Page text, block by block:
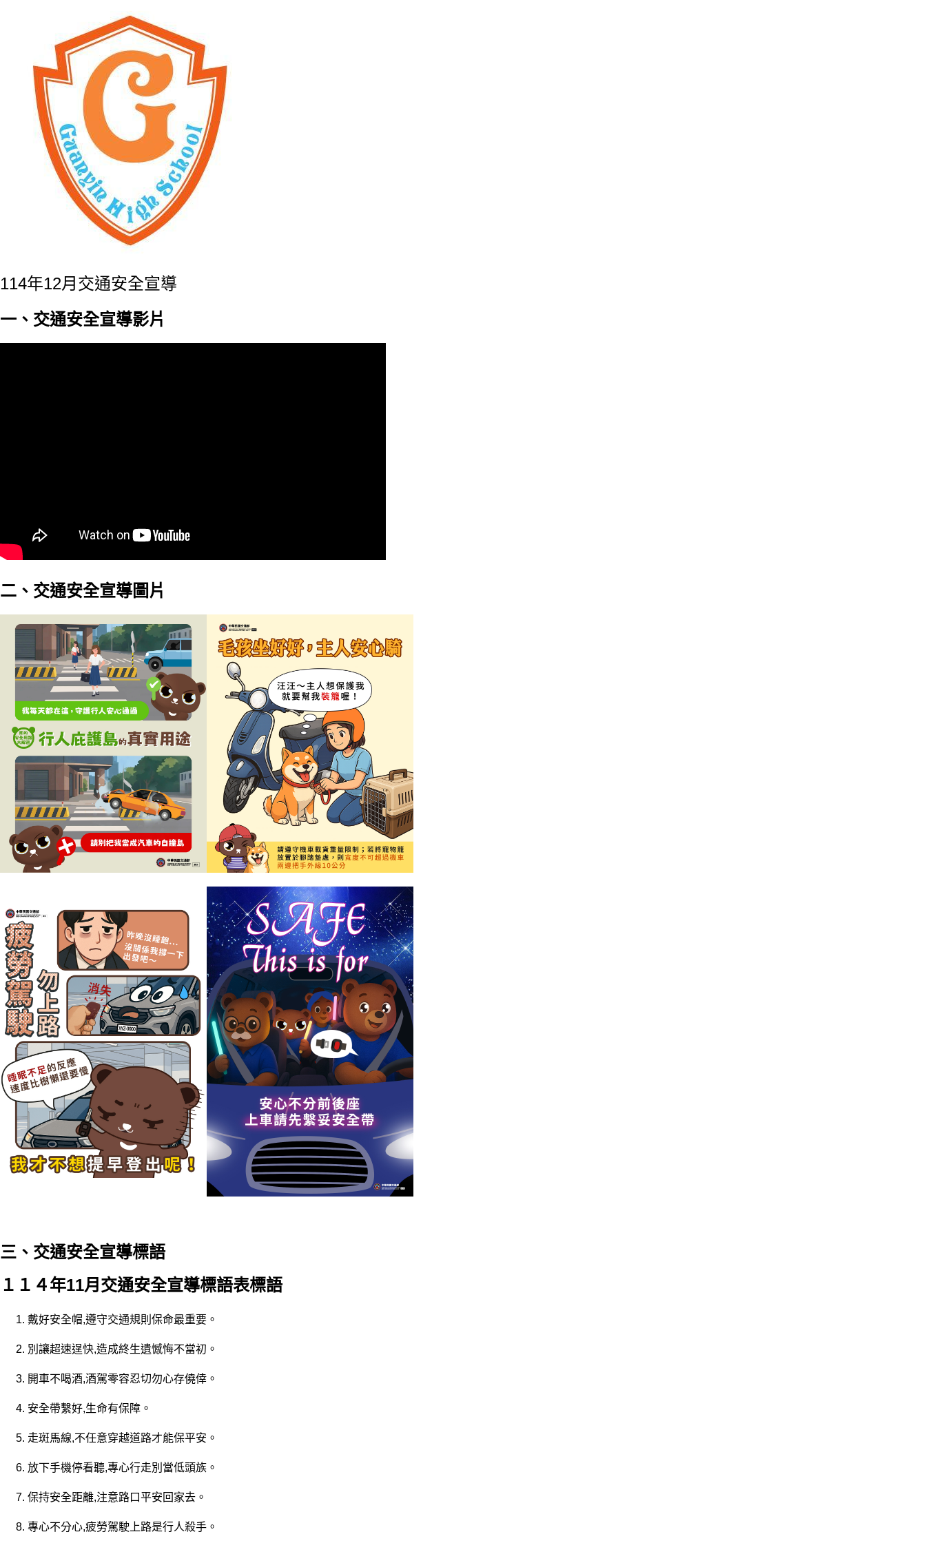
114年12月交通安全宣導
一、交通安全宣導影片
二、交通安全宣導圖片
三、交通安全宣導標語
１１４年11月交通安全宣導標語表標語
戴好安全帽,遵守交通規則保命最重要。
別讓超速逞快,造成終生遺憾悔不當初。
開車不喝酒,酒駕零容忍切勿心存僥倖。
安全帶繫好,生命有保障。
走斑馬線,不任意穿越道路才能保平安。
放下手機停看聽,專心行走別當低頭族。
保持安全距離,注意路口平安回家去。
專心不分心,疲勞駕駛上路是行人殺手。